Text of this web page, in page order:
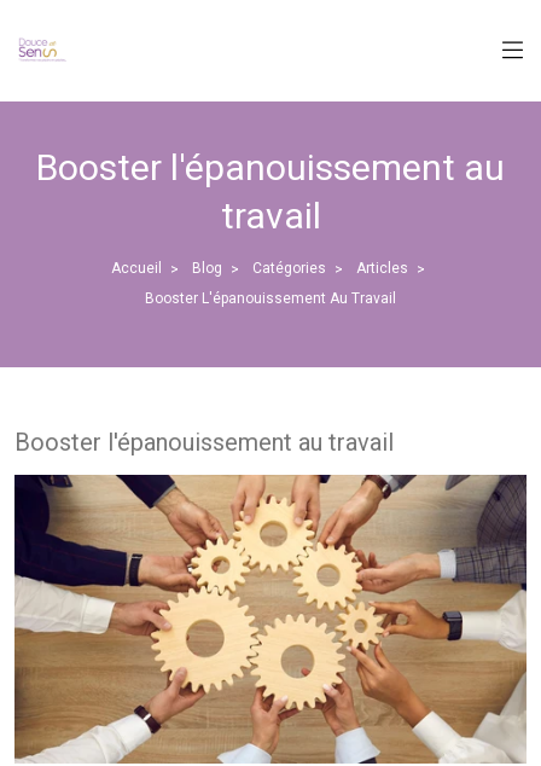
Booster l'épanouissement au
travail
Accueil > Blog > Catégories > Articles
>
Booster L'épanouissement Au Travail
Booster l'épanouissement au travail